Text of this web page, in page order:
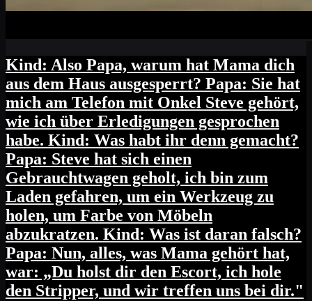
Kind: Also Papa, warum hat Mama dich
aus dem Haus ausgesperrt? Papa: Sie hat
mich am Telefon mit Onkel Steve gehört,
wie ich über Erledigungen gesprochen
habe. Kind: Was habt ihr denn gemacht?
Papa: Steve hat sich einen
Gebrauchtwagen geholt, ich bin zum
Laden gefahren, um ein Werkzeug zu
holen, um Farbe von Möbeln
abzukratzen. Kind: Was ist daran falsch?
Papa: Nun, alles, was Mama gehört hat,
war: „Du holst dir den Escort, ich hole
den Stripper, und wir treffen uns bei dir."